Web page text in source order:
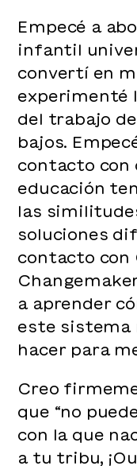
Empecé a
infantil
convertí en
experimenté
del trabajo
bajos.
contacto con
educación
las
soluciones
contacto con
a aprender
este sistema
hacer para
Creo
que “no
con la que
a tu tribu,